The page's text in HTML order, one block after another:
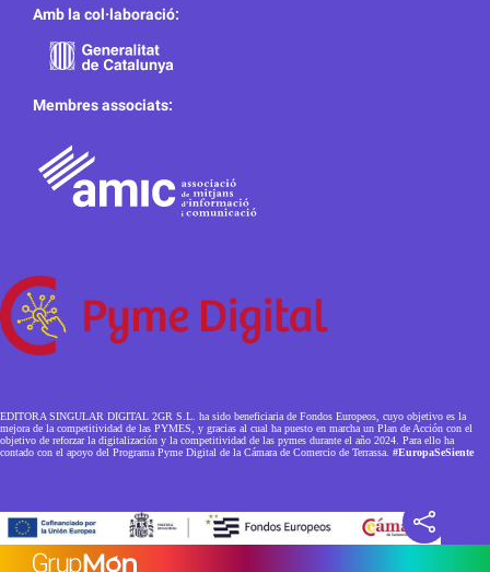
Amb la col·laboració:
Membres associats:
EDITORA SINGULAR DIGITAL 2GR S.L. ha sido beneficiaria de Fondos Europeos, cuyo objetivo es la
mejora de la competitividad de las PYMES, y gracias al cual ha puesto en marcha un Plan de Acción con el
objetivo de reforzar la digitalización y la competitividad de las pymes durante el año 2024. Para ello ha
contado con el apoyo del Programa Pyme Digital de la Cámara de Comercio de Terrassa. #EuropaSeSiente